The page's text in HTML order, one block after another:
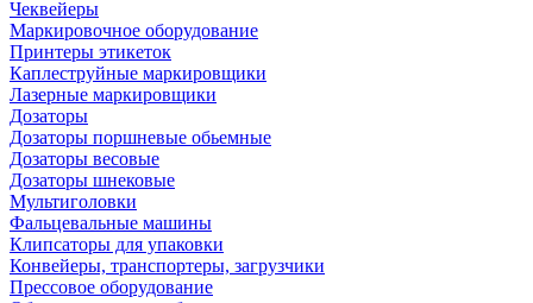
Чеквейеры
Маркировочное оборудование
Принтеры этикеток
Каплеструйные маркировщики
Лазерные маркировщики
Дозаторы
Дозаторы поршневые обьемные
Дозаторы весовые
Дозаторы шнековые
Мультиголовки
Фальцевальные машины
Клипсаторы для упаковки
Конвейеры, транспортеры, загрузчики
Прессовое оборудование